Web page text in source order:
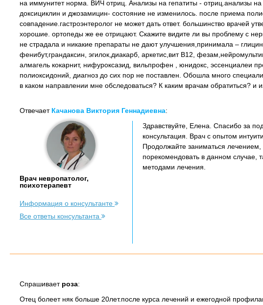
на иммунитет норма. ВИЧ отриц. Анализы на гепатиты - отриц.анализы на
доксициклин и джозамицин- состояние не изменилось. после приема
совпадение.гастроэнтеролог не может дать ответ. большинство врачей
хорошие. ортопеды же ее отрицают. Скажите видите ли вы проблему с
не страдала и никакие препараты не дают улучшения,принимала –
фенибут,грандаксин, эгилок,диакарб, аркетис,вит В12,
алмагель кокарнит, нифуроксазид, вильпрофен , юнидокс, эссенциалеи
полиоксидоний, диагноз до сих пор не поставлен. Обошла много
в каком направлении мне обследоваться? К каким врачам обратиться? и
Отвечает Качанова Виктория Геннадиевна:
Врач невропатолог,
психотерапевт
Информация о консультанте
Все ответы консультанта
Здравствуйте, Елена. Спасибо за
консультация. Врач с опытом
Продолжайте заниматься
порекомендовать в данном случае,
методами лечения.
Спрашивает роза:
Отец болеет няк больше 20лет.после курса лечений и ежегодной